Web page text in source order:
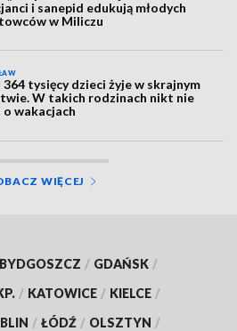
i sanepid edukują młodych
w Miliczu
364 tysięcy dzieci żyje w skrajnym
W takich rodzinach nikt nie
o wakacjach
WIĘCEJ
BYDGOSZCZ / GDAŃSK /
/ KATOWICE / KIELCE /
/ ŁÓDŹ / OLSZTYN /